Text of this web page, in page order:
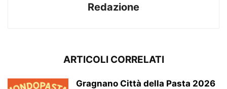
Redazione
ARTICOLI CORRELATI
Gragnano Città della Pasta 2026